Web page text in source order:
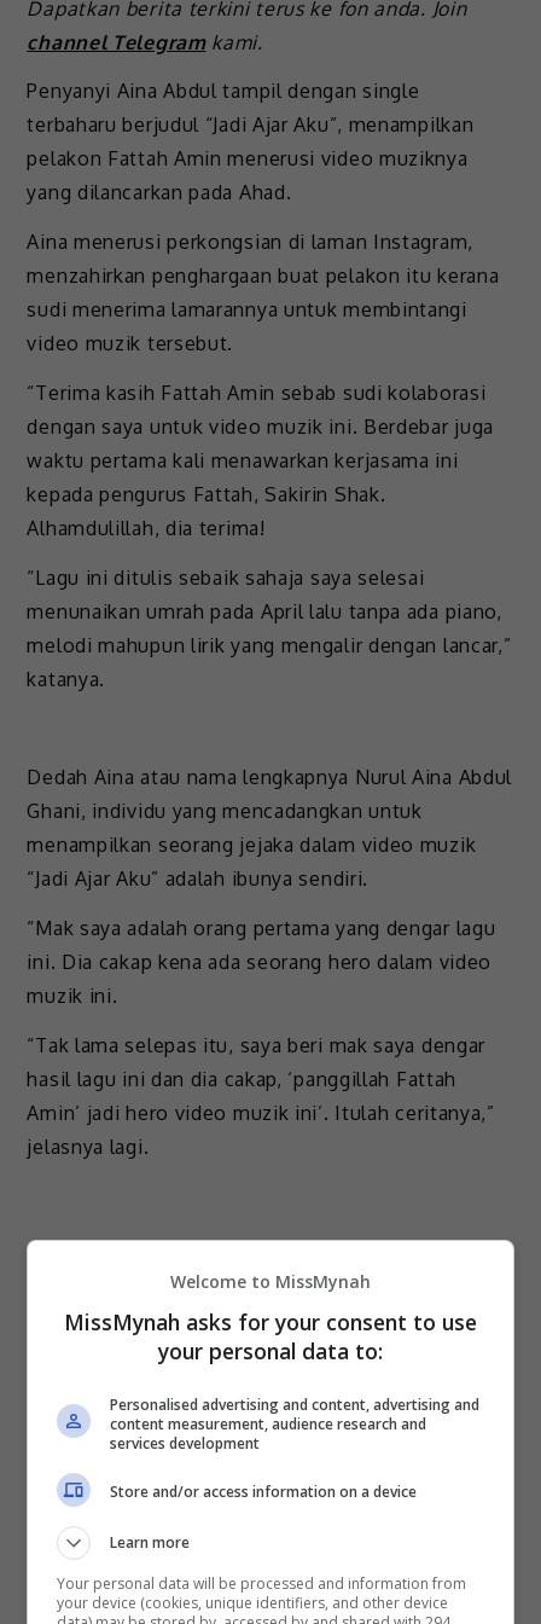
Dapatkan berita terkini terus ke fon anda. Join
channel Telegramkami.
Penyanyi Aina Abdul tampil dengan single
terbaharu berjudul “Jadi Ajar Aku”, menampilkan
pelakon Fattah Amin menerusi video muziknya
yang dilancarkan pada Ahad.
Aina menerusi perkongsian di laman Instagram,
menzahirkan penghargaan buat pelakon itu kerana
sudi menerima lamarannya untuk membintangi
video muzik tersebut.
“Terima kasih Fattah Amin sebab sudi kolaborasi
dengan saya untuk video muzik ini. Berdebar juga
waktu pertama kali menawarkan kerjasama ini
kepada pengurus Fattah, Sakirin Shak.
Alhamdulillah, dia terima!
“Lagu ini ditulis sebaik sahaja saya selesai
menunaikan umrah pada April lalu tanpa ada piano,
melodi mahupun lirik yang mengalir dengan lancar,”
katanya.
Dedah Aina atau nama lengkapnya Nurul Aina Abdul
Ghani, individu yang mencadangkan untuk
menampilkan seorang jejaka dalam video muzik
“Jadi Ajar Aku” adalah ibunya sendiri.
“Mak saya adalah orang pertama yang dengar lagu
ini. Dia cakap kena ada seorang hero dalam video
muzik ini.
“Tak lama selepas itu, saya beri mak saya dengar
hasil lagu ini dan dia cakap, ‘panggillah Fattah
Amin’ jadi hero video muzik ini’. Itulah ceritanya,”
jelasnya lagi.
Welcome to MissMynah
MissMynah asks for your consent to use
your personal data to:
Personalised advertising and content, advertising and
content measurement, audience research and
services development
Store and/or access information on a device
Learn more
Your personal data will be processed and information from
your device (cookies, unique identifiers, and other device